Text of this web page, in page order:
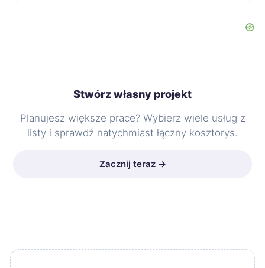
Stwórz własny projekt
Planujesz większe prace? Wybierz wiele usług z
listy i sprawdź natychmiast łączny kosztorys.
Zacznij teraz →